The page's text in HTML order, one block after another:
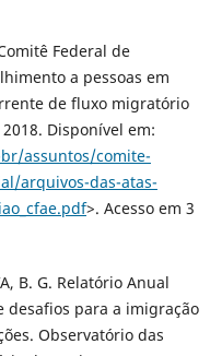
Federal de
a pessoas em
de fluxo migratório
Disponível em:
assuntos/comite-
arquivos-das-atas-
>. Acesso em 3
B. G. Relatório Anual
desafios para a imigração
Observatório das